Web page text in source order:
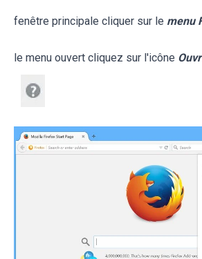
fenêtre principale cliquer sur le menu
le menu ouvert cliquez sur l'icône